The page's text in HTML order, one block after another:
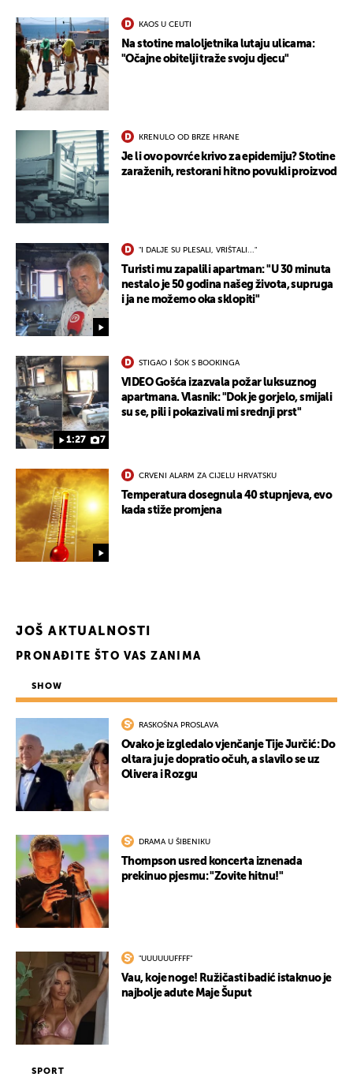
KAOS U CEUTI
Na stotine maloljetnika lutaju ulicama:
"Očajne obitelji traže svoju djecu"
KRENULO OD BRZE HRANE
Je li ovo povrće krivo za epidemiju? Stotine
zaraženih, restorani hitno povukli proizvod
"I DALJE SU PLESALI, VRIŠTALI..."
Turisti mu zapalili apartman: "U 30 minuta
nestalo je 50 godina našeg života, supruga
i ja ne možemo oka sklopiti"
1:27 7
STIGAO I ŠOK S BOOKINGA
VIDEO Gošća izazvala požar luksuznog
apartmana. Vlasnik: "Dok je gorjelo, smijali
su se, pili i pokazivali mi srednji prst"
CRVENI ALARM ZA CIJELU HRVATSKU
Temperatura dosegnula 40 stupnjeva, evo
kada stiže promjena
JOŠ AKTUALNOSTI
PRONAĐITE ŠTO VAS ZANIMA
SHOW
RASKOŠNA PROSLAVA
Ovako je izgledalo vjenčanje Tije Jurčić: Do
oltara ju je dopratio očuh, a slavilo se uz
Olivera i Rozgu
DRAMA U ŠIBENIKU
Thompson usred koncerta iznenada
prekinuo pjesmu: "Zovite hitnu!"
"UUUUUUFFFF"
Vau, koje noge! Ružičasti badić istaknuo je
najbolje adute Maje Šuput
SPORT
UKLJUČITE NOTIFIKACIJE